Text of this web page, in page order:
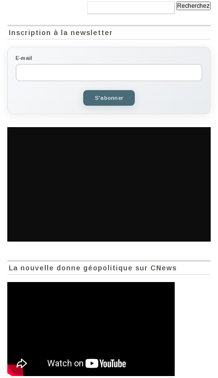
Inscription à la newsletter
E-mail
S'abonner
La nouvelle donne géopolitique sur CNews